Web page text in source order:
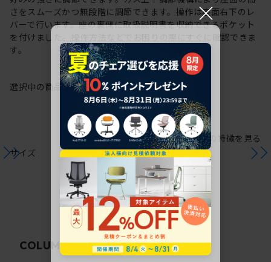
さをスムーズかつ無段階に調節できます。操作は座面右下のレ
バーで行います。座の裏側に取扱説明書を収納できるポケット
を付けました。操作方法などでお困りの際にすぐに確認できま
す。
選択中の商品情報保証注意事項
サイズ
シリーズの特徴を見る
COLUMN関連コラム
×